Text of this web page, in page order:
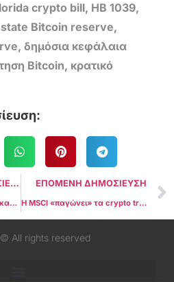
crypto bill, HB 1039,
state Bitcoin reserve,
, δημόσια κεφάλαια
Bitcoin, κρατικό
ΠΡΟΗΓΟΥΜΕΝΗ ΔΗΜΟΣΙΕΥΣΗ
Ανατροπή στην παγκόσμια κατάταξη: Η Google ξεπερνά την Apple και γίνεται η δεύτερη πιο πολύτιμη εταιρεία στον κόσμο
ΕΠΟΜΕΝΗ ΔΗΜΟΣΙΕΥΣΗ
Η MSCI «παγώνει» τα crypto treasuries: H κίνηση που δείχνει ουδέτερη αλλά αλλάζει όλο το παιχνίδι
All rights reserved